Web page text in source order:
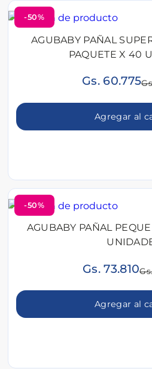
-50%
AGUBABY PAÑAL
PAQUETE X 40
Gs. 60.775
Agregar al
-50%
AGUBABY PAÑAL
Gs. 73.810
Agregar al